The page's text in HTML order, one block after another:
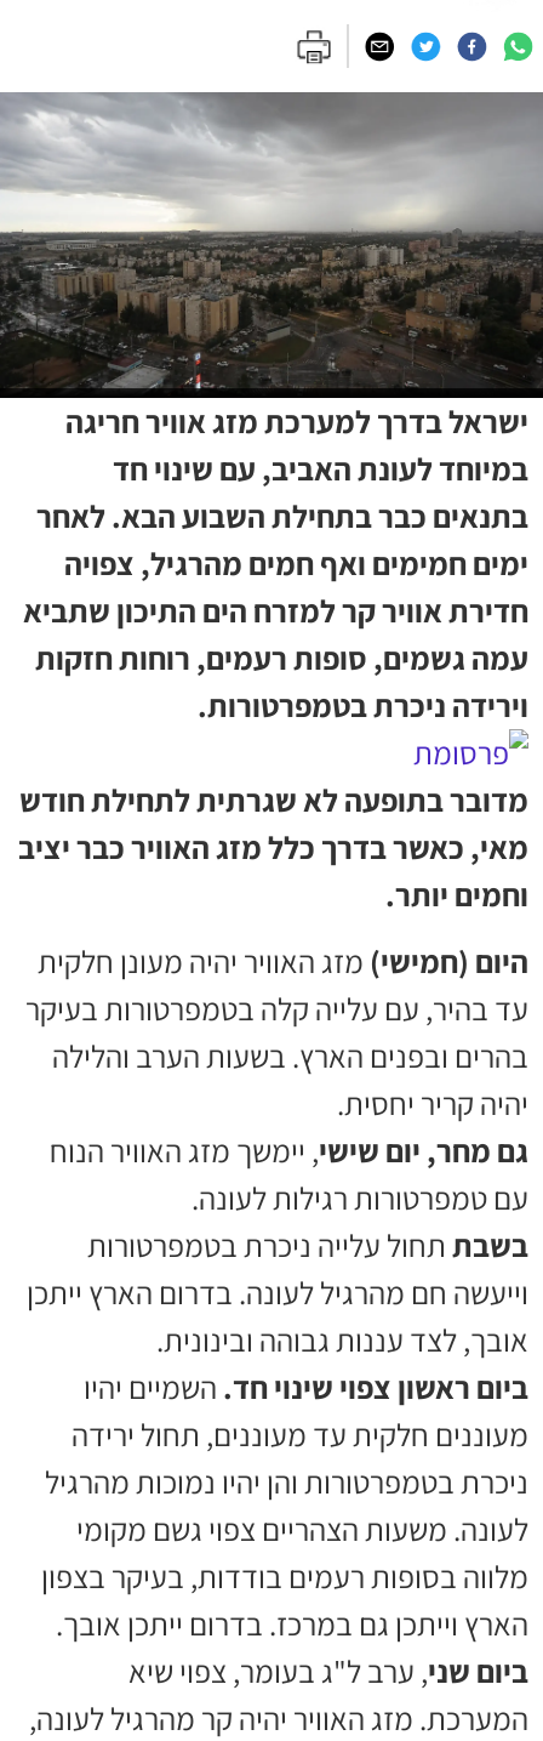
ישראל בדרך למערכת מזג אוויר חריגה
במיוחד לעונת האביב, עם שינוי חד
בתנאים כבר בתחילת השבוע הבא. לאחר
ימים חמימים ואף חמים מהרגיל, צפויה
חדירת אוויר קר למזרח הים התיכון שתביא
עמה גשמים, סופות רעמים, רוחות חזקות
וירידה ניכרת בטמפרטורות.
מדובר בתופעה לא שגרתית לתחילת חודש
מאי, כאשר בדרך כלל מזג האוויר כבר יציב
וחמים יותר.
היום (חמישי) מזג האוויר יהיה מעונן חלקית
עד בהיר, עם עלייה קלה בטמפרטורות בעיקר
בהרים ובפנים הארץ. בשעות הערב והלילה
יהיה קריר יחסית.
גם מחר, יום שישי, יימשך מזג האוויר הנוח
עם טמפרטורות רגילות לעונה.
בשבת תחול עלייה ניכרת בטמפרטורות
וייעשה חם מהרגיל לעונה. בדרום הארץ ייתכן
אובך, לצד עננות גבוהה ובינונית.
ביום ראשון צפוי שינוי חד. השמיים יהיו
מעוננים חלקית עד מעוננים, תחול ירידה
ניכרת בטמפרטורות והן יהיו נמוכות מהרגיל
לעונה. משעות הצהריים צפוי גשם מקומי
מלווה בסופות רעמים בודדות, בעיקר בצפון
הארץ וייתכן גם במרכז. בדרום ייתכן אובך.
ביום שני, ערב ל"ג בעומר, צפוי שיא
המערכת. מזג האוויר יהיה קר מהרגיל לעונה,